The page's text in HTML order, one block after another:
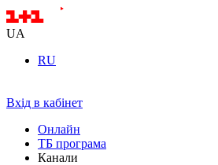
UA
RU
Вхід в кабінет
Онлайн
ТБ програма
Канали